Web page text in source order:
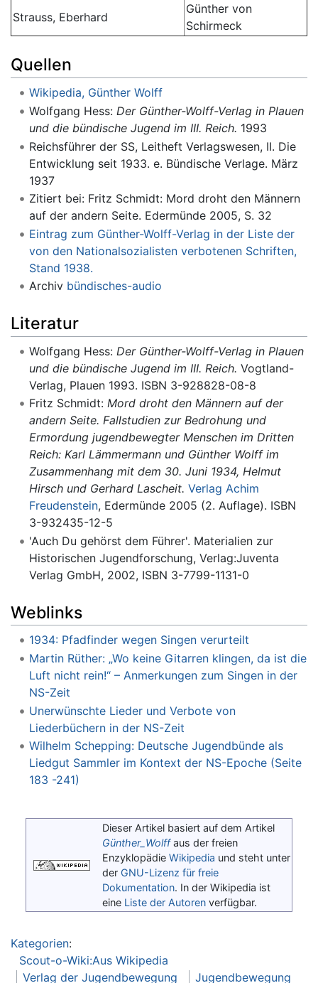
Strauss, Eberhard
Günther von
Schirmeck
Quellen
Wikipedia, Günther Wolff
Wolfgang Hess: Der Günther-Wolff-Verlag in Plauen
und die bündische Jugend im III. Reich. 1993
Reichsführer der SS, Leitheft Verlagswesen, II. Die
Entwicklung seit 1933. e. Bündische Verlage. März
1937
Zitiert bei: Fritz Schmidt: Mord droht den Männern
auf der andern Seite. Edermünde 2005, S. 32
Eintrag zum Günther-Wolff-Verlag in der Liste der
von den Nationalsozialisten verbotenen Schriften,
Stand 1938.
Archiv bündisches-audio
Literatur
Wolfgang Hess: Der Günther-Wolff-Verlag in Plauen
und die bündische Jugend im III. Reich. Vogtland-
Verlag, Plauen 1993. ISBN 3-928828-08-8
Fritz Schmidt: Mord droht den Männern auf der
andern Seite. Fallstudien zur Bedrohung und
Ermordung jugendbewegter Menschen im Dritten
Reich: Karl Lämmermann und Günther Wolff im
Zusammenhang mit dem 30. Juni 1934, Helmut
Hirsch und Gerhard Lascheit. Verlag Achim
Freudenstein, Edermünde 2005 (2. Auflage). ISBN
3-932435-12-5
'Auch Du gehörst dem Führer'. Materialien zur
Historischen Jugendforschung, Verlag:Juventa
Verlag GmbH, 2002, ISBN 3-7799-1131-0
Weblinks
1934: Pfadfinder wegen Singen verurteilt
Martin Rüther: „Wo keine Gitarren klingen, da ist die
Luft nicht rein!“ – Anmerkungen zum Singen in der
NS-Zeit
Unerwünschte Lieder und Verbote von
Liederbüchern in der NS-Zeit
Wilhelm Schepping: Deutsche Jugendbünde als
Liedgut Sammler im Kontext der NS-Epoche (Seite
183 -241)
Dieser Artikel basiert auf dem Artikel
Günther_Wolffaus der freien
Enzyklopädie Wikipedia und steht unter
der GNU-Lizenz für freie
Dokumentation. In der Wikipedia ist
eine Liste der Autoren verfügbar.
Kategorien:
Scout-o-Wiki:Aus Wikipedia
Verlag der Jugendbewegung
Jugendbewegung